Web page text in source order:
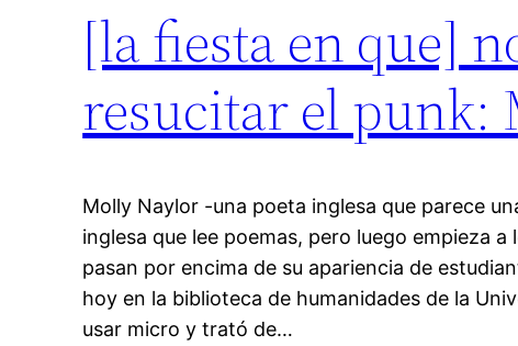
[la fiesta en que]
resucitar el punk:
Molly Naylor -una poeta inglesa que parece
inglesa que lee poemas, pero luego empieza a
pasan por encima de su apariencia de
hoy en la biblioteca de humanidades de la
usar micro y trató de…